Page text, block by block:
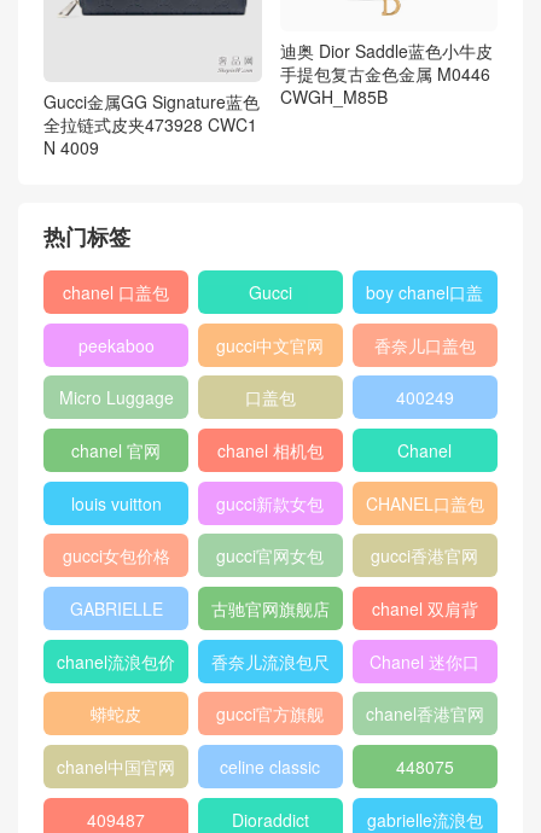
Gucci金属GG Signature蓝色
全拉链式皮夹473928 CWC1
N 4009
迪奥 Dior Saddle蓝色小牛皮
手提包复古金色金属 M0446
CWGH_M85B
热门标签
chanel 口盖包 Gucci
boy chanel口盖
包
peekaboo gucci中文官网
香奈儿口盖包
2018
Micro Luggage 口盖包 400249
chanel 官网 chanel 相机包 Chanel
louis vuitton gucci新款女包 CHANEL口盖包
gucci女包价格 gucci官网女包 gucci香港官网
GABRIELLE 古驰官网旗舰店
chanel 双肩背
包
chanel流浪包价
格
香奈儿流浪包尺
寸
Chanel 迷你口
盖包
蟒蛇皮
gucci官方旗舰
店
chanel香港官网
chanel中国官网
celine classic
box
448075
409487 Dioraddict gabrielle流浪包